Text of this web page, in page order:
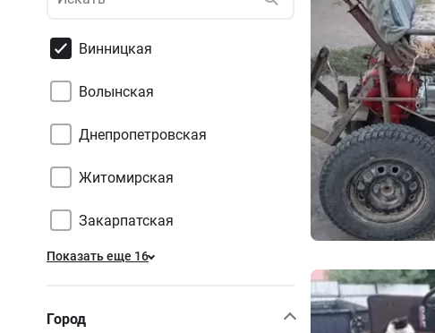
Винницкая
Волынская
Днепропетровская
Житомирская
Закарпатская
Показать еще 16
Город